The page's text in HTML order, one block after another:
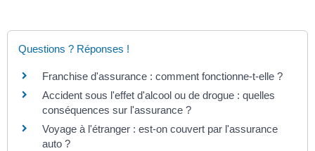
Questions ? Réponses !
Franchise d'assurance : comment fonctionne-t-elle ?
Accident sous l'effet d'alcool ou de drogue : quelles
conséquences sur l'assurance ?
Voyage à l'étranger : est-on couvert par l'assurance
auto ?